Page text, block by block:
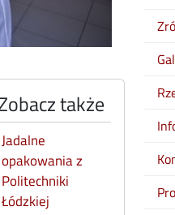
także
Jadalne
opakowania z
Politechniki
Łódzkiej